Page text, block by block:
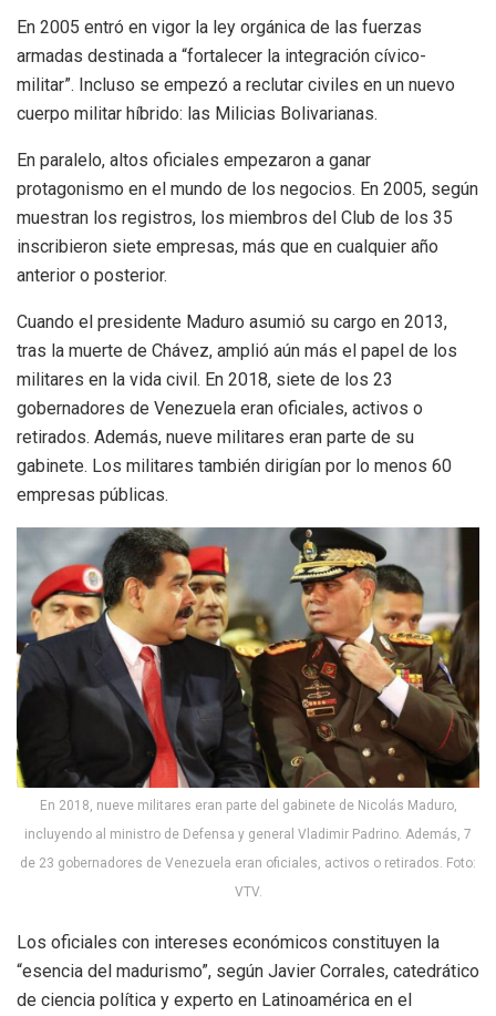
En 2005 entró en vigor la ley orgánica de las fuerzas
armadas destinada a “fortalecer la integración cívico-
militar”. Incluso se empezó a reclutar civiles en un nuevo
cuerpo militar híbrido: las Milicias Bolivarianas.
En paralelo, altos oficiales empezaron a ganar
protagonismo en el mundo de los negocios. En 2005, según
muestran los registros, los miembros del Club de los 35
inscribieron siete empresas, más que en cualquier año
anterior o posterior.
Cuando el presidente Maduro asumió su cargo en 2013,
tras la muerte de Chávez, amplió aún más el papel de los
militares en la vida civil. En 2018, siete de los 23
gobernadores de Venezuela eran oficiales, activos o
retirados. Además, nueve militares eran parte de su
gabinete. Los militares también dirigían por lo menos 60
empresas públicas.
En 2018, nueve militares eran parte del gabinete de Nicolás Maduro,
incluyendo al ministro de Defensa y general Vladimir Padrino. Además, 7
de 23 gobernadores de Venezuela eran oficiales, activos o retirados. Foto:
VTV.
Los oficiales con intereses económicos constituyen la
“esencia del madurismo”, según Javier Corrales, catedrático
de ciencia política y experto en Latinoamérica en el